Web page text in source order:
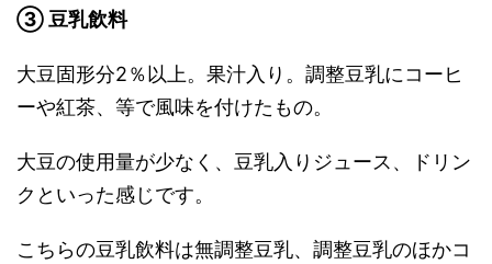
③ 豆乳飲料
大豆固形分2％以上。果汁入り。調整豆乳にコーヒ
ーや紅茶、等で風味を付けたもの。
大豆の使用量が少なく、豆乳入りジュース、ドリン
クといった感じです。
こちらの豆乳飲料は無調整豆乳、調整豆乳のほかコ